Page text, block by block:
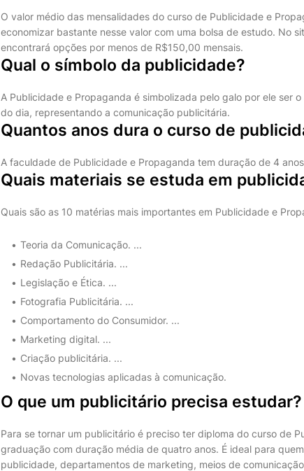
O valor médio das mensalidades do curso de Publicidade e
economizar bastante nesse valor com uma bolsa de estudo. No
encontrará opções por menos de R$150,00 mensais.
Qual o símbolo da publicidade?
A Publicidade e Propaganda é simbolizada pelo galo por ele ser
do dia, representando a comunicação publicitária.
Quantos anos dura o curso de
A faculdade de Publicidade e Propaganda tem duração de 4
Quais materiais se estuda em
Quais são as 10 matérias mais importantes em Publicidade e
Teoria da Comunicação. ...
Redação Publicitária. ...
Legislação e Ética. ...
Fotografia Publicitária. ...
Comportamento do Consumidor. ...
Marketing digital. ...
Criação publicitária. ...
Novas tecnologias aplicadas à comunicação.
O que um publicitário precisa estudar?
Para se tornar um publicitário é preciso ter diploma do curso de
graduação com duração média de quatro anos. É ideal para
publicidade, departamentos de marketing, meios de